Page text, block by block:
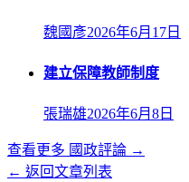
魏國彥2026年6月17日
建立保障教師制度
張瑞雄2026年6月8日
查看更多 國政評論 →
← 返回文章列表